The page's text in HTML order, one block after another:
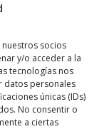
socios
y/o acceder a la
tecnologías nos
datos personales
únicas (IDs)
No consentir o
a ciertas